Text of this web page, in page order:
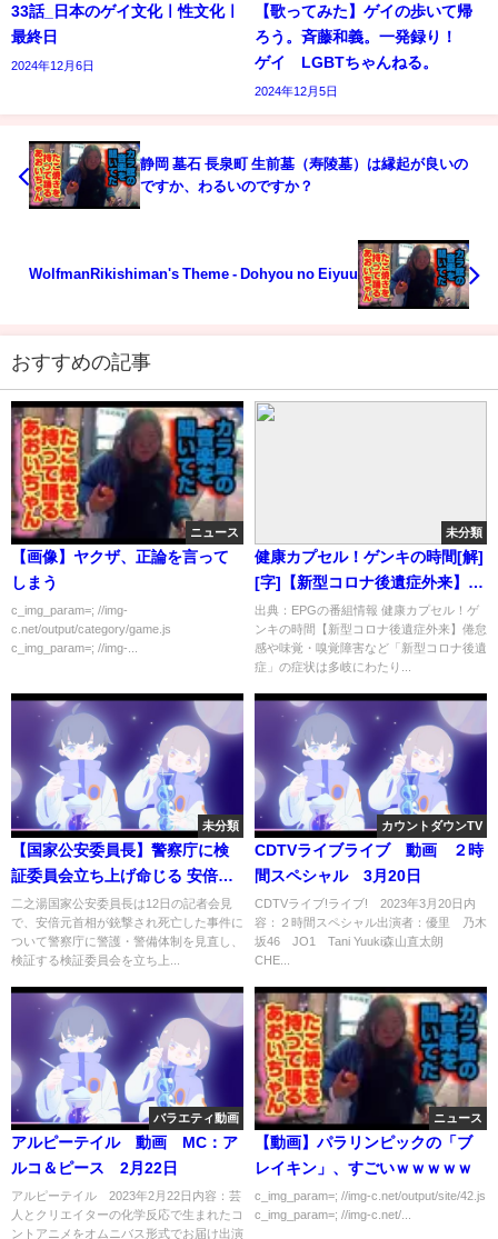
33話_日本のゲイ文化ㅣ性文化ㅣ
最終日
2024年12月6日
【歌ってみた】ゲイの歩いて帰
ろう。斉藤和義。一発録り！
ゲイ LGBTちゃんねる。
2024年12月5日
静岡 墓石 長泉町 生前墓（寿陵墓）は縁起が良いの
ですか、わるいのですか？
WolfmanRikishiman's Theme - Dohyou no Eiyuu
おすすめの記事
ニュース
【画像】ヤクザ、正論を言って
しまう
c_img_param=; //img-
c.net/output/category/game.js
c_img_param=; //img-...
未分類
健康カプセル！ゲンキの時間[解]
[字]【新型コロナ後遺症外来】…
の番組内容解析まとめ
出典：EPGの番組情報 健康カプセル！ゲ
ンキの時間【新型コロナ後遺症外来】倦怠
感や味覚・嗅覚障害など「新型コロナ後遺
症」の症状は多岐にわたり...
未分類
【国家公安委員長】警察庁に検
証委員会立ち上げ命じる 安倍元
首相銃撃
二之湯国家公安委員長は12日の記者会見
で、安倍元首相が銃撃され死亡した事件に
ついて警察庁に警護・警備体制を見直し、
検証する検証委員会を立ち上...
カウントダウンTV
CDTVライブライブ 動画 ２時
間スペシャル 3月20日
CDTVライブ!ライブ! 2023年3月20日内
容：２時間スペシャル出演者：優里 乃木
坂46 JO1 Tani Yuuki森山直太朗
CHE...
バラエティ動画
アルピーテイル 動画 MC：ア
ルコ＆ピース 2月22日
アルピーテイル 2023年2月22日内容：芸
人とクリエイターの化学反応で生まれたコ
ントアニメをオムニバス形式でお届け出演
ニュース
【動画】パラリンピックの「ブ
レイキン」、すごいｗｗｗｗｗ
c_img_param=; //img-c.net/output/site/42.js
c_img_param=; //img-c.net/...